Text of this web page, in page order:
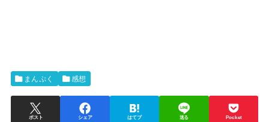
まんぷく 感想
ポスト シェア はてブ 送る Pocket